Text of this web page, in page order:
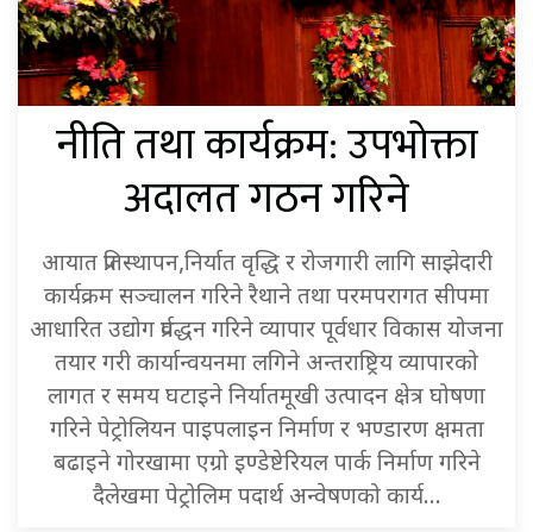
नीति तथा कार्यक्रम: उपभोक्ता
अदालत गठन गरिने
आयात प्रतिस्थापन,निर्यात वृद्धि र रोजगारी लागि साझेदारी
कार्यक्रम सञ्चालन गरिने रैथाने तथा परमपरागत सीपमा
आधारित उद्योग प्रर्वद्धन गरिने व्यापार पूर्वधार विकास योजना
तयार गरी कार्यान्वयनमा लगिने अन्तराष्ट्रिय व्यापारको
लागत र समय घटाइने निर्यातमूखी उत्पादन क्षेत्र घोषणा
गरिने पेट्रोलियन पाइपलाइन निर्माण र भण्डारण क्षमता
बढाइने गोरखामा एग्रो इण्डेष्टेरियल पार्क निर्माण गरिने
दैलेखमा पेट्रोलिम पदार्थ अन्वेषणको कार्य…